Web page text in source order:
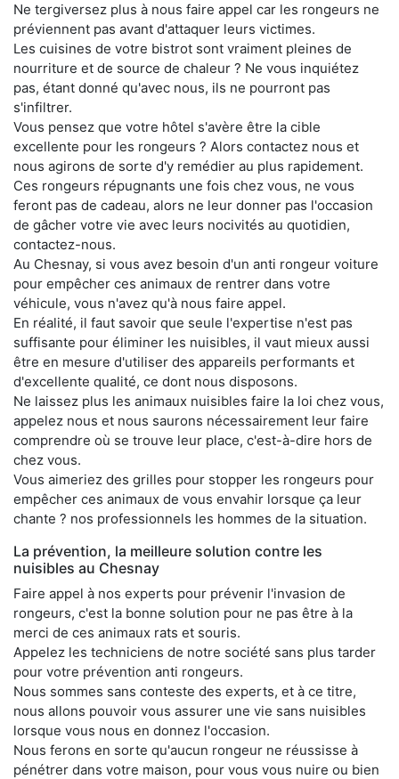
Ne tergiversez plus à nous faire appel car les rongeurs ne
préviennent pas avant d'attaquer leurs victimes.
Les cuisines de votre bistrot sont vraiment pleines de
nourriture et de source de chaleur ? Ne vous inquiétez
pas, étant donné qu'avec nous, ils ne pourront pas
s'infiltrer.
Vous pensez que votre hôtel s'avère être la cible
excellente pour les rongeurs ? Alors contactez nous et
nous agirons de sorte d'y remédier au plus rapidement.
Ces rongeurs répugnants une fois chez vous, ne vous
feront pas de cadeau, alors ne leur donner pas l'occasion
de gâcher votre vie avec leurs nocivités au quotidien,
contactez-nous.
Au Chesnay, si vous avez besoin d'un anti rongeur voiture
pour empêcher ces animaux de rentrer dans votre
véhicule, vous n'avez qu'à nous faire appel.
En réalité, il faut savoir que seule l'expertise n'est pas
suffisante pour éliminer les nuisibles, il vaut mieux aussi
être en mesure d'utiliser des appareils performants et
d'excellente qualité, ce dont nous disposons.
Ne laissez plus les animaux nuisibles faire la loi chez vous,
appelez nous et nous saurons nécessairement leur faire
comprendre où se trouve leur place, c'est-à-dire hors de
chez vous.
Vous aimeriez des grilles pour stopper les rongeurs pour
empêcher ces animaux de vous envahir lorsque ça leur
chante ? nos professionnels les hommes de la situation.
La prévention, la meilleure solution contre les
nuisibles au Chesnay
Faire appel à nos experts pour prévenir l'invasion de
rongeurs, c'est la bonne solution pour ne pas être à la
merci de ces animaux rats et souris.
Appelez les techniciens de notre société sans plus tarder
pour votre prévention anti rongeurs.
Nous sommes sans conteste des experts, et à ce titre,
nous allons pouvoir vous assurer une vie sans nuisibles
lorsque vous nous en donnez l'occasion.
Nous ferons en sorte qu'aucun rongeur ne réussisse à
pénétrer dans votre maison, pour vous vous nuire ou bien